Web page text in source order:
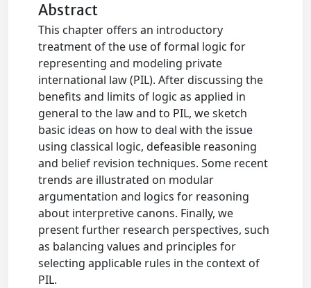
Abstract
This chapter offers an introductory
treatment of the use of formal logic for
representing and modeling private
international law (PIL). After discussing the
benefits and limits of logic as applied in
general to the law and to PIL, we sketch
basic ideas on how to deal with the issue
using classical logic, defeasible reasoning
and belief revision techniques. Some recent
trends are illustrated on modular
argumentation and logics for reasoning
about interpretive canons. Finally, we
present further research perspectives, such
as balancing values and principles for
selecting applicable rules in the context of
PIL.